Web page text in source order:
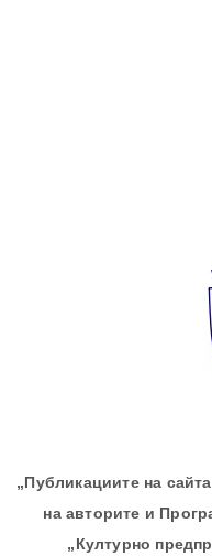
„Публикациите на
на авторите и
„Културно